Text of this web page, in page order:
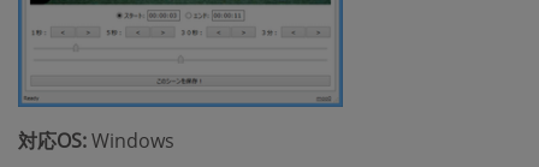
対応OS:Windows